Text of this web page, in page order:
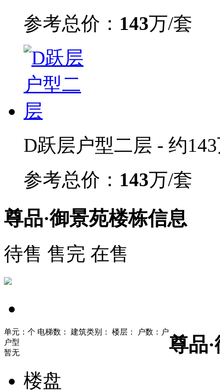
参考总价： 143万/套
D跃层户型二层 - 约
参考总价： 143万/套
尊品·御景苑楼栋信息
待售 售完 在售
单元：个 电梯数： 建筑类别： 楼层：
户数：户
户型
暂无
尊品
楼盘